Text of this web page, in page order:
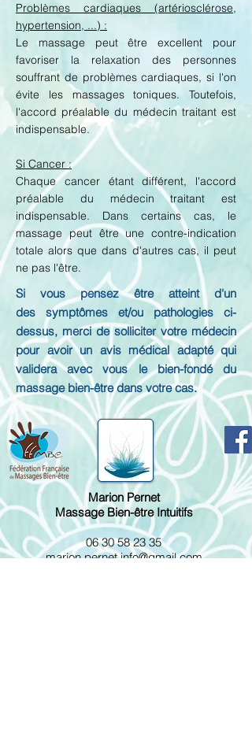
Problèmes cardiaques (artériosclérose,
hypertension, ...) :
Le massage peut être excellent pour
favoriser la relaxation des personnes
souffrant de problèmes cardiaques, si l'on
évite les massages toniques. Toutefois,
l'accord préalable du médecin traitant est
indispensable.
Si Cancer :
Chaque cancer étant différent, l'accord
préalable du médecin traitant est
indispensable. Dans certains cas, le
massage peut être une contre-indication
totale alors que dans d'autres cas, il peut
ne pas l'être.
Si vous pensez être atteint d'un
des symptômes et/ou pathologies ci-
dessus, merci de solliciter votre médecin
pour avoir un avis médical adapté qui
validera avec vous le bien-fondé du
massage bien-être dans votre cas.
Marion Pernet
Massage Bien-être Intuitifs
06 30 58 23 35
marion.pernet.info@gmail.com